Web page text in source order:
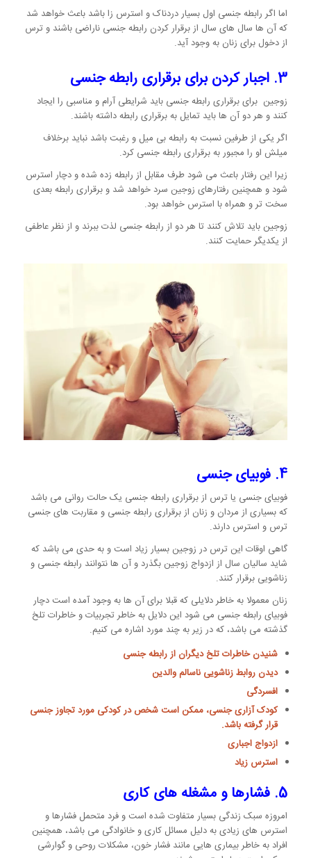
اما اگر رابطه جنسی اول بسیار دردناک و استرس زا باشد باعث خواهد شد
که آن ها سال های سال از برقرار کردن رابطه جنسی ناراضی باشند و ترس
از دخول برای زنان به وجود آید.
3. اجبار کردن برای برقراری رابطه جنسی
زوجین برای برقراری رابطه جنسی باید شرایطی آرام و مناسبی را ایجاد
کنند و هر دو آن ها باید تمایل به برقراری رابطه داشته باشند.
اگر یکی از طرفین نسبت به رابطه بی میل و رغبت باشد نباید برخلاف
میلش او را مجبور به برقراری رابطه جنسی کرد.
زیرا این رفتار باعث می شود طرف مقابل از رابطه زده شده و دچار استرس
شود و همچنین رفتارهای زوجین سرد خواهد شد و برقراری رابطه بعدی
سخت تر و همراه با استرس خواهد بود.
زوجین باید تلاش کنند تا هر دو از رابطه جنسی لذت ببرند و از نظر عاطفی
از یکدیگر حمایت کنند.
4. فوبیای جنسی
فوبیای جنسی یا ترس از برقراری رابطه جنسی یک حالت روانی می باشد
که بسیاری از مردان و زنان از برقراری رابطه جنسی و مقاربت های جنسی
ترس و استرس دارند.
گاهی اوقات این ترس در زوجین بسیار زیاد است و به حدی می باشد که
شاید سالیان سال از ازدواج زوجین بگذرد و آن ها نتوانند رابطه جنسی و
زناشویی برقرار کنند.
زنان معمولا به خاطر دلایلی که قبلا برای آن ها به وجود آمده است دچار
فوبیای رابطه جنسی می شود این دلایل به خاطر تجربیات و خاطرات تلخ
گذشته می باشد، که در زیر به چند مورد اشاره می کنیم.
شنیدن خاطرات تلخ دیگران از رابطه جنسی
دیدن روابط زناشویی ناسالم والدین
افسردگی
کودک آزاری جنسی، ممکن است شخص در کودکی مورد تجاوز جنسی
قرار گرفته باشد.
ازدواج اجباری
استرس زیاد
5. فشارها و مشغله های کاری
امروزه سبک زندگی بسیار متفاوت شده است و فرد متحمل فشارها و
استرس های زیادی به دلیل مسائل کاری و خانوادگی می باشد، همچنین
افراد به خاطر بیماری هایی مانند فشار خون، مشکلات روحی و گوارشی